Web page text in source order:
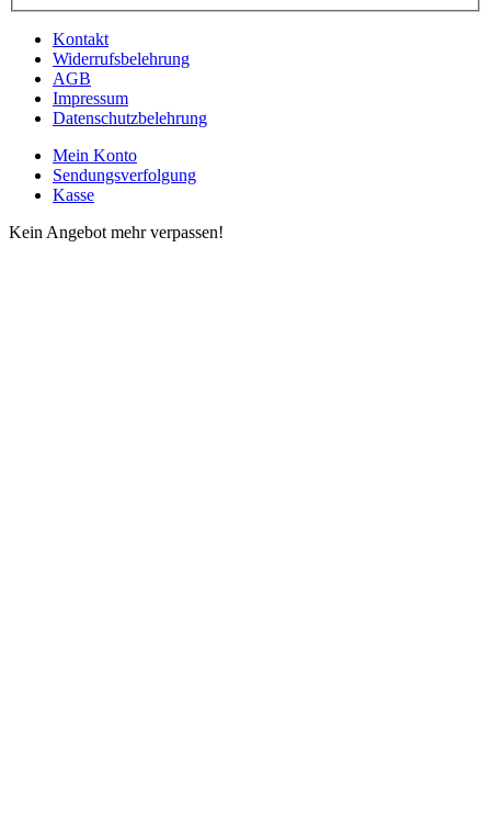
Kontakt
Widerrufsbelehrung
AGB
Impressum
Datenschutzbelehrung
Mein Konto
Sendungsverfolgung
Kasse
Kein Angebot mehr verpassen!